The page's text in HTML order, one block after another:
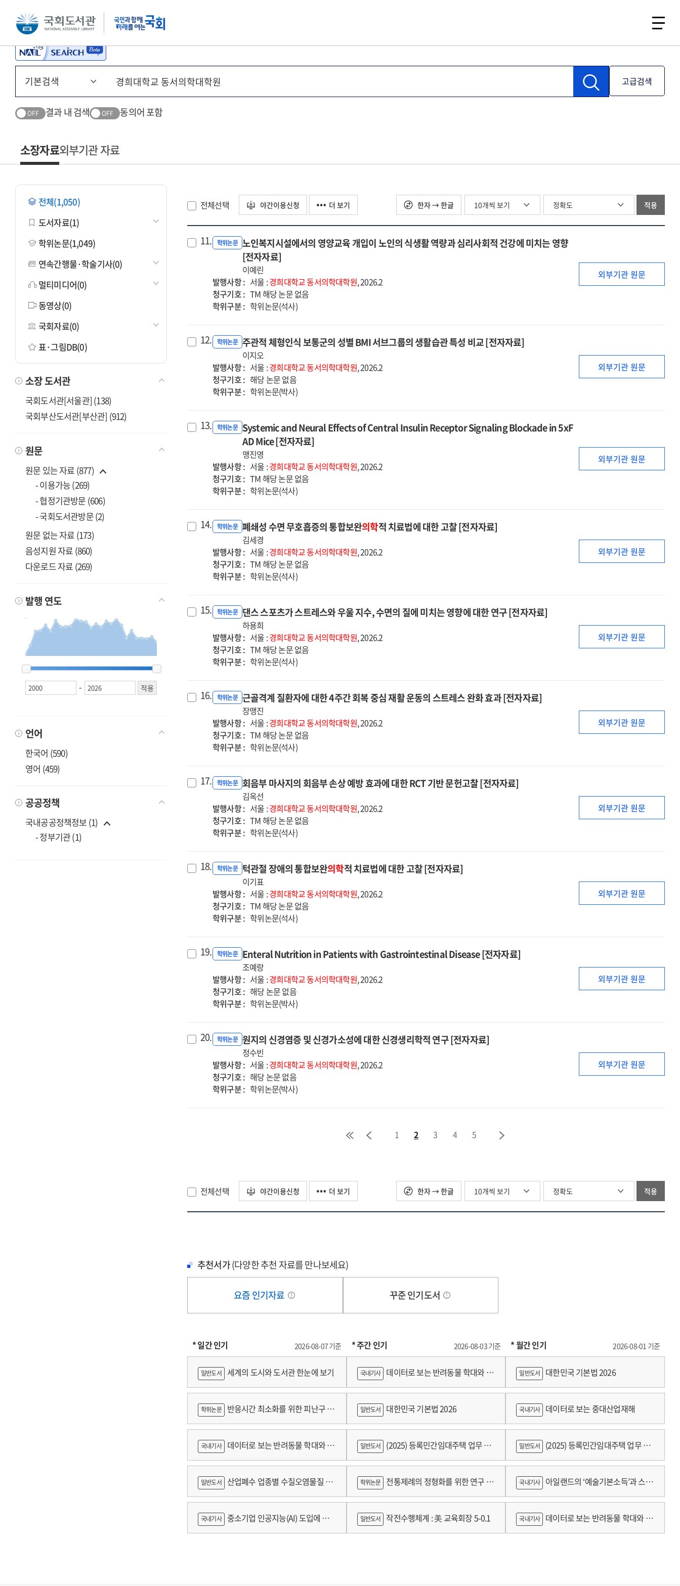
본문 바로가기 주메뉴 바로가기
고급검색
OFF 결과 내 검색 OFF 동의어 포함
소장자료외부기관 자료
전체(1,050)
도서자료(1)
학위논문(1,049)
연속간행물·학술기사(0)
멀티미디어(0)
동영상(0)
국회자료(0)
표·그림DB(0)
소장 도서관
국회도서관[서울관] (138)
국회부산도서관[부산관] (912)
원문
원문 있는 자료 (877)
- 이용가능 (269)
- 협정기관방문 (606)
- 국회도서관방문 (2)
원문 없는 자료 (173)
음성지원 자료 (860)
다운로드 자료 (269)
발행 연도
-
언어
한국어 (590)
영어 (459)
공공정책
국내공공정책정보 (1)
- 정부기관 (1)
전체선택 야간이용신청 더 보기 한자 → 한글 적용
11. 학위논문 노인복지시설에서의 영양교육 개입이 노인의 식생활 역량과 심리사회적 건강에 미치는 영향
[전자자료]
이예린
발행사항 : 서울 :경희대학교동서의학대학원, 2026.2
청구기호 : TM 해당 논문 없음
학위구분 : 학위논문(석사)
외부기관 원문
12. 학위논문 주관적 체형인식 보통군의 성별 BMI 서브그룹의 생활습관 특성 비교 [전자자료]
이지오
발행사항 : 서울 :경희대학교동서의학대학원, 2026.2
청구기호 : 해당 논문 없음
학위구분 : 학위논문(박사)
외부기관 원문
13. 학위논문 Systemic and Neural Effects of Central Insulin Receptor Signaling Blockade in 5xF
AD Mice [전자자료]
맹진영
발행사항 : 서울 :경희대학교동서의학대학원, 2026.2
청구기호 : TM 해당 논문 없음
학위구분 : 학위논문(석사)
외부기관 원문
14. 학위논문 폐쇄성 수면 무호흡증의 통합보완의학적 치료법에 대한 고찰 [전자자료]
김세경
발행사항 : 서울 :경희대학교동서의학대학원, 2026.2
청구기호 : TM 해당 논문 없음
학위구분 : 학위논문(석사)
외부기관 원문
15. 학위논문 댄스 스포츠가 스트레스와 우울 지수, 수면의 질에 미치는 영향에 대한 연구 [전자자료]
하용희
발행사항 : 서울 :경희대학교동서의학대학원, 2026.2
청구기호 : TM 해당 논문 없음
학위구분 : 학위논문(석사)
외부기관 원문
16. 학위논문 근골격계 질환자에 대한 4주간 회복 중심 재활 운동의 스트레스 완화 효과 [전자자료]
장맹진
발행사항 : 서울 :경희대학교동서의학대학원, 2026.2
청구기호 : TM 해당 논문 없음
학위구분 : 학위논문(석사)
외부기관 원문
17. 학위논문 회음부 마사지의 회음부 손상 예방 효과에 대한 RCT 기반 문헌고찰 [전자자료]
김옥선
발행사항 : 서울 :경희대학교동서의학대학원, 2026.2
청구기호 : TM 해당 논문 없음
학위구분 : 학위논문(석사)
외부기관 원문
18. 학위논문 턱관절 장애의 통합보완의학적 치료법에 대한 고찰 [전자자료]
이기표
발행사항 : 서울 :경희대학교동서의학대학원, 2026.2
청구기호 : TM 해당 논문 없음
학위구분 : 학위논문(석사)
외부기관 원문
19. 학위논문 Enteral Nutrition in Patients with Gastrointestinal Disease [전자자료]
조예랑
발행사항 : 서울 :경희대학교동서의학대학원, 2026.2
청구기호 : 해당 논문 없음
학위구분 : 학위논문(박사)
외부기관 원문
20. 학위논문 원지의 신경염증 및 신경가소성에 대한 신경생리학적 연구 [전자자료]
정수빈
발행사항 : 서울 :경희대학교동서의학대학원, 2026.2
청구기호 : 해당 논문 없음
학위구분 : 학위논문(박사)
외부기관 원문
1 2 3 4 5
전체선택 야간이용신청 더 보기 한자 → 한글 적용
추천서가(다양한 추천 자료를 만나보세요)
요즘 인기자료 꾸준 인기도서
* 일간 인기 2026-08-07 기준
일반도서 세계의 도시와 도서관 한눈에 보기
학위논문 반응시간 최소화를 위한 피난구 유
도등 제작 및 설치 기준 개발
국내기사 데이터로 보는 반려동물 학대와 분
쟁
일반도서 산업폐수 업종별 수질오염물질 배
출목록 구축 고도화 연구
국내기사 중소기업 인공지능(AI) 도입에 따
* 주간 인기 2026-08-03 기준
국내기사 데이터로 보는 반려동물 학대와 분
쟁
일반도서 대한민국 기본법 2026
일반도서 (2025) 등록민간임대주택 업무 편
람
학위논문 전통제례의 정형화를 위한 연구 :
가제를 중심으로
일반도서 작전수행체계 : 美 교육회장 5-0.1
* 월간 인기 2026-08-01 기준
일반도서 대한민국 기본법 2026
국내기사 데이터로 보는 중대산업재해
일반도서 (2025) 등록민간임대주택 업무 편
람
국내기사 아일랜드의 ‘예술기본소득’과 스코
틀랜드의 예술인 소득보장정책 논의
국내기사 데이터로 보는 반려동물 학대와 분